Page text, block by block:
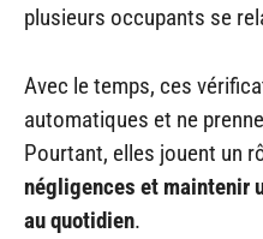
plusieurs occupants se
Avec le temps, ces
automatiques et ne
Pourtant, elles jouent un
négligences et maintenir
au quotidien.